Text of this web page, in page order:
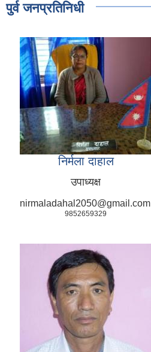
पुर्व जनप्रतिनिधी
निर्मला दाहाल
उपाध्यक्ष
nirmaladahal2050@gmail.com
9852659329